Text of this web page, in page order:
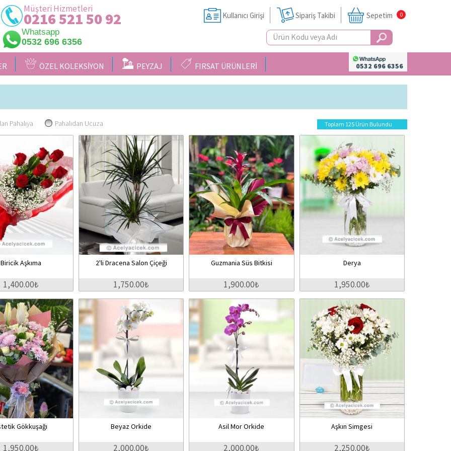
Müşteri Hizmetleri
0216 521 50 92
Whatsapp
0532 696 6356
Kullanıcı Girişi Sipariş Takibi Sepetim 0
ÖZEL KOLEKSİYON PEYZAJ FIRSAT ÜRÜNLERİ 0532 696 6356
Pahalıya Pahalıdan Ucuza Toplam 125 Ürün Bulundu
Biricik Aşkıma
1,400.00₺
2'li Dracena Salon Çiçeği
1,750.00₺
Guzmania Süs Bitkisi
1,900.00₺
Derya
1,950.00₺
Gökkuşağı
1,950.00₺
Beyaz Orkide
2,000.00₺
Asil Mor Orkide
2,000.00₺
Aşkın Simgesi
2,250.00₺